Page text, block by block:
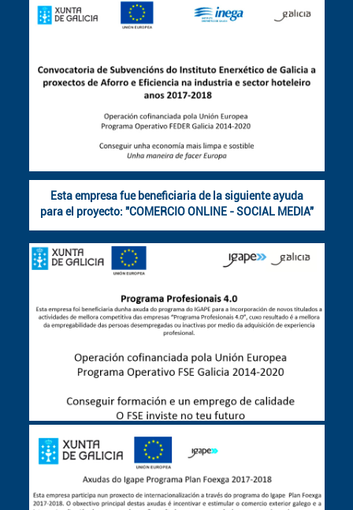
Esta empresa fue beneficiaria de la siguiente ayuda
para el proyecto: "COMERCIO ONLINE - SOCIAL MEDIA"